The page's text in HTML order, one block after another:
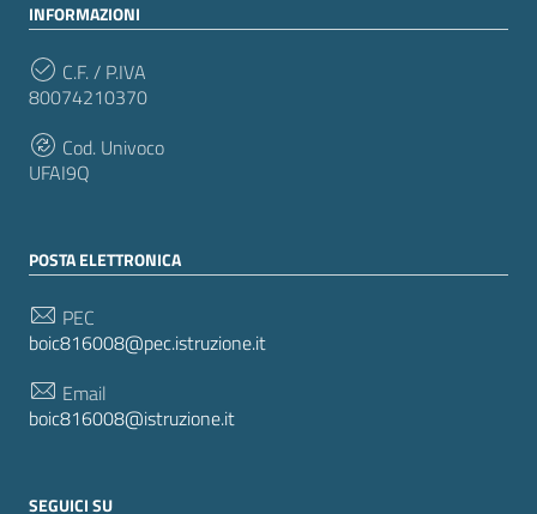
INFORMAZIONI
C.F. / P.IVA
80074210370
Cod. Univoco
UFAI9Q
POSTA ELETTRONICA
PEC
boic816008@pec.istruzione.it
Email
boic816008@istruzione.it
SEGUICI SU